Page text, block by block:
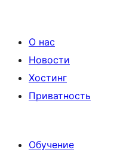
О нас
Новости
Хостинг
Приватность
Обучение